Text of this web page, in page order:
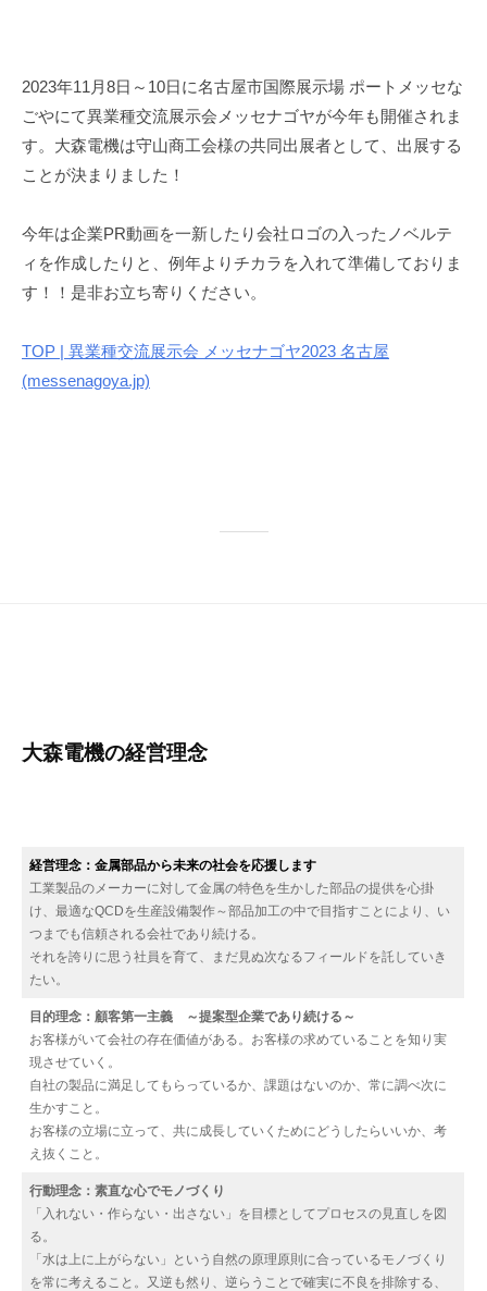
2023年11月8日～10日に名古屋市国際展示場 ポートメッセな
ごやにて異業種交流展示会メッセナゴヤが今年も開催されま
す。大森電機は守山商工会様の共同出展者として、出展する
ことが決まりました！
今年は企業PR動画を一新したり会社ロゴの入ったノベルテ
ィを作成したりと、例年よりチカラを入れて準備しておりま
す！！是非お立ち寄りください。
TOP | 異業種交流展示会 メッセナゴヤ2023 名古屋
(messenagoya.jp)
大森電機の経営理念
経営理念：金属部品から未来の社会を応援します
工業製品のメーカーに対して金属の特色を生かした部品の提供を心掛
け、最適なQCDを生産設備製作～部品加工の中で目指すことにより、い
つまでも信頼される会社であり続ける。
それを誇りに思う社員を育て、まだ見ぬ次なるフィールドを託していき
たい。
目的理念：顧客第一主義 ～提案型企業であり続ける～
お客様がいて会社の存在価値がある。お客様の求めていることを知り実
現させていく。
自社の製品に満足してもらっているか、課題はないのか、常に調べ次に
生かすこと。
お客様の立場に立って、共に成長していくためにどうしたらいいか、考
え抜くこと。
行動理念：素直な心でモノづくり
「入れない・作らない・出さない」を目標としてプロセスの見直しを図
る。
「水は上に上がらない」という自然の原理原則に合っているモノづくり
を常に考えること。又逆も然り、逆らうことで確実に不良を排除する、